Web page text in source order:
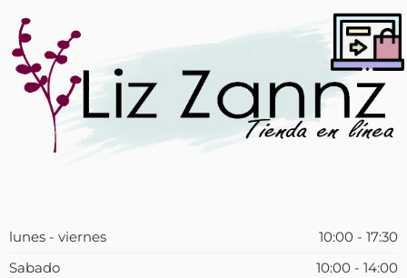
lunes - viernes
10:00 - 17:30
Sabado
10:00 - 14:00